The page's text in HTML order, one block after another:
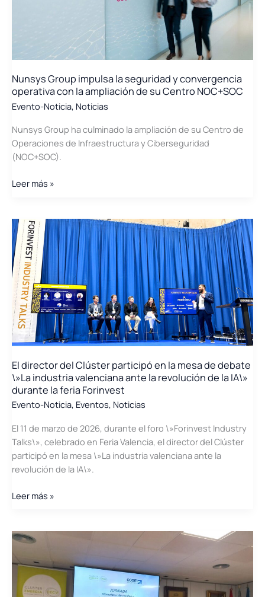
Nunsys Group impulsa la seguridad y convergencia
operativa con la ampliación de su Centro NOC+SOC
Evento-Noticia, Noticias
Nunsys Group ha culminado la ampliación de su Centro de
Operaciones de Infraestructura y Ciberseguridad
(NOC+SOC).
Nunsys
la
seguridad
y
convergencia
operativa
con
la
ampliación
de
su
Centro
NOC+SOC
Leer más »
El director del Clúster participó en la mesa de debate
\»La industria valenciana ante la revolución de la IA\»
durante la feria Forinvest
Evento-Noticia, Eventos, Noticias
El 11 de marzo de 2026, durante el foro \»Forinvest Industry
Talks\», celebrado en Feria Valencia, el director del Clúster
participó en la mesa \»La industria valenciana ante la
revolución de la IA\».
El
Clúster
en
mesa
Leer más »